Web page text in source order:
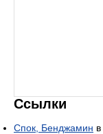
Ссылки
Спок, Бенджамин в